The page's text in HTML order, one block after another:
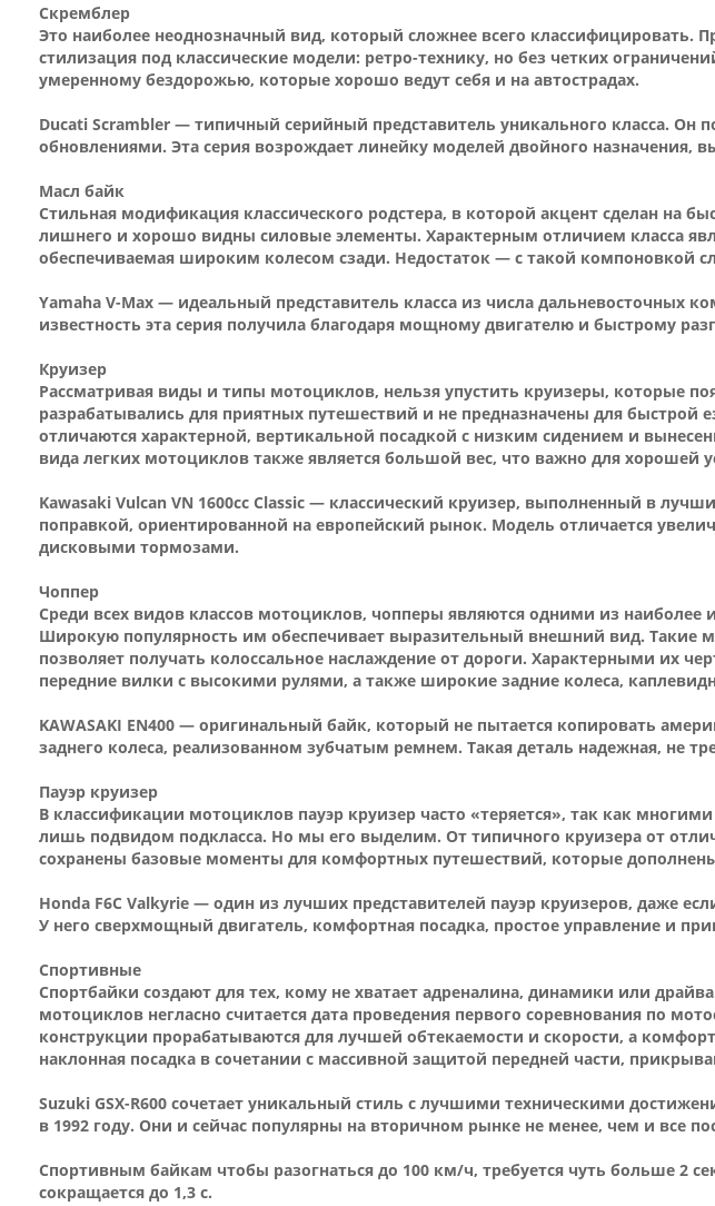
Скремблер
Это наиболее неоднозначный вид, который сложнее всего классифицировать.
стилизация под классические модели: ретро-технику, но без четких
умеренному бездорожью, которые хорошо ведут себя и на автострадах.
Ducati Scrambler — типичный серийный представитель уникального класса. Он
обновлениями. Эта серия возрождает линейку моделей двойного назначения,
Масл байк
Стильная модификация классического родстера, в которой акцент сделан на
лишнего и хорошо видны силовые элементы. Характерным отличием класса
обеспечиваемая широким колесом сзади. Недостаток — с такой компоновкой
Yamaha V-Max — идеальный представитель класса из числа дальневосточных
известность эта серия получила благодаря мощному двигателю и быстрому
Круизер
Рассматривая виды и типы мотоциклов, нельзя упустить круизеры, которые
разрабатывались для приятных путешествий и не предназначены для
отличаются характерной, вертикальной посадкой с низким сидением и
вида легких мотоциклов также является большой вес, что важно для хорошей
Kawasaki Vulcan VN 1600сс Classic — классический круизер, выполненный в
поправкой, ориентированной на европейский рынок. Модель отличается
дисковыми тормозами.
Чоппер
Среди всех видов классов мотоциклов, чопперы являются одними из
Широкую популярность им обеспечивает выразительный внешний вид. Такие
позволяет получать колоссальное наслаждение от дороги. Характерными их
передние вилки с высокими рулями, а также широкие задние колеса,
KAWASAKI EN400 — оригинальный байк, который не пытается копировать
заднего колеса, реализованном зубчатым ремнем. Такая деталь надежная, не
Пауэр круизер
В классификации мотоциклов пауэр круизер часто «теряется», так как
лишь подвидом подкласса. Но мы его выделим. От типичного круизера от
сохранены базовые моменты для комфортных путешествий, которые
Honda F6C Valkyrie — один из лучших представителей пауэр круизеров, даже
У него сверхмощный двигатель, комфортная посадка, простое управление и
Спортивные
Спортбайки создают для тех, кому не хватает адреналина, динамики или
мотоциклов негласно считается дата проведения первого соревнования по
конструкции прорабатываются для лучшей обтекаемости и скорости, а
наклонная посадка в сочетании с массивной защитой передней части,
Suzuki GSX-R600 сочетает уникальный стиль с лучшими техническими
в 1992 году. Они и сейчас популярны на вторичном рынке не менее, чем и все
Спортивным байкам чтобы разогнаться до 100 км/ч, требуется чуть больше 2
сокращается до 1,3 с.